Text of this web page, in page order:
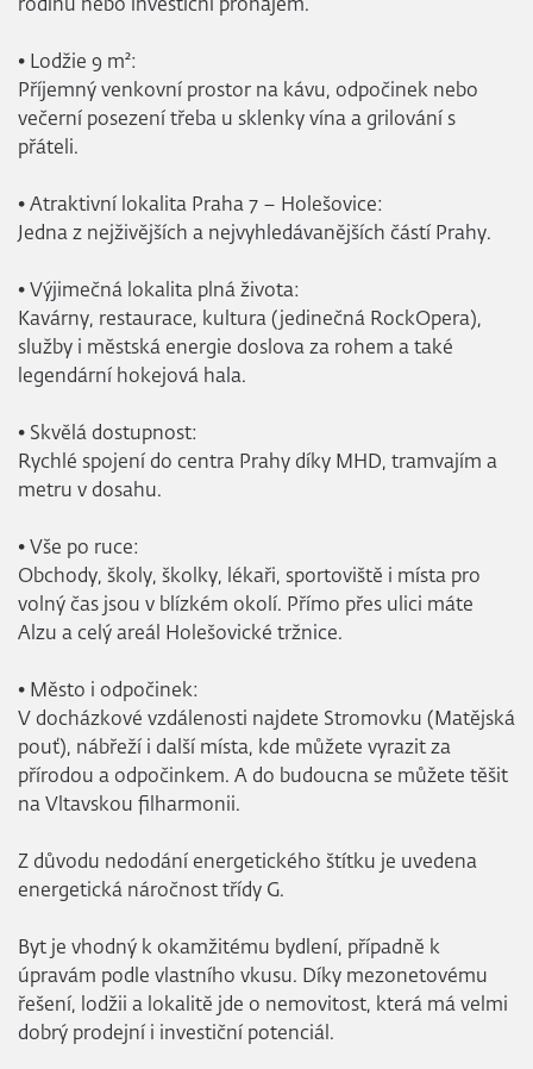
rodinu nebo investiční pronájem.
• Lodžie 9 m²:
Příjemný venkovní prostor na kávu, odpočinek nebo
večerní posezení třeba u sklenky vína a grilování s
přáteli.
• Atraktivní lokalita Praha 7 – Holešovice:
Jedna z nejživějších a nejvyhledávanějších částí Prahy.
• Výjimečná lokalita plná života:
Kavárny, restaurace, kultura (jedinečná RockOpera),
služby i městská energie doslova za rohem a také
legendární hokejová hala.
• Skvělá dostupnost:
Rychlé spojení do centra Prahy díky MHD, tramvajím a
metru v dosahu.
• Vše po ruce:
Obchody, školy, školky, lékaři, sportoviště i místa pro
volný čas jsou v blízkém okolí. Přímo přes ulici máte
Alzu a celý areál Holešovické tržnice.
• Město i odpočinek:
V docházkové vzdálenosti najdete Stromovku (Matějská
pouť), nábřeží i další místa, kde můžete vyrazit za
přírodou a odpočinkem. A do budoucna se můžete těšit
na Vltavskou filharmonii.
Z důvodu nedodání energetického štítku je uvedena
energetická náročnost třídy G.
Byt je vhodný k okamžitému bydlení, případně k
úpravám podle vlastního vkusu. Díky mezonetovému
řešení, lodžii a lokalitě jde o nemovitost, která má velmi
dobrý prodejní i investiční potenciál.